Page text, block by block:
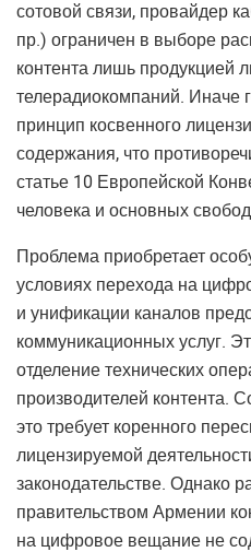
сотовой связи, провайдер
пр.) ограничен в выборе
контента лишь продукцией
телерадиокомпаний. Иначе
принцип косвенного
содержания, что
статье 10 Европейской
человека и основных
Проблема приобретает
условиях перехода на
и унификации каналов
коммуникационных услуг.
отделение технических
производителей контента.
это требует коренного
лицензируемой
законодательстве. Однако
правительством Армении
на цифровое вещание не